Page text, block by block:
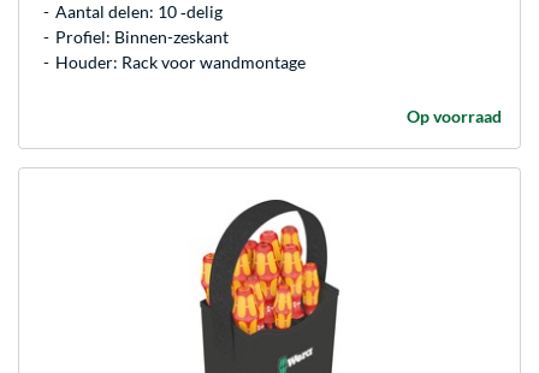
Aantal delen: 10 ‐delig
Profiel: Binnen-zeskant
Houder: Rack voor wandmontage
Op voorraad